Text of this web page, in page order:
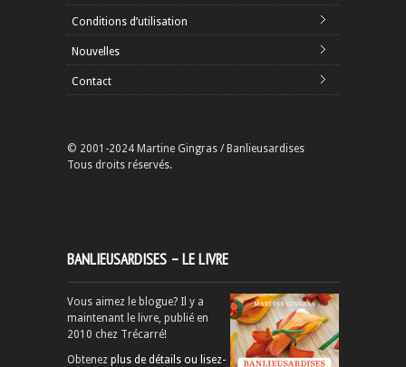
Conditions d’utilisation
Nouvelles
Contact
© 2001-2024 Martine Gingras / Banlieusardises
Tous droits réservés.
BANLIEUSARDISES – LE LIVRE
Vous aimez le blogue? Il y a
maintenant le livre, publié en
2010 chez Trécarré!
Obtenez plus de détails ou lisez-